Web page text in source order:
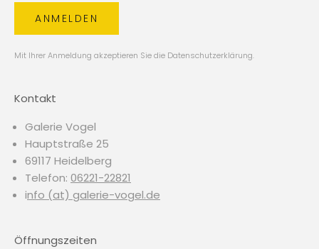
ANMELDEN
Mit Ihrer Anmeldung akzeptieren Sie die Datenschutzerklärung.
Kontakt
Galerie Vogel
Hauptstraße 25
69117 Heidelberg
Telefon: 06221-22821
info (at) galerie-vogel.de
Öffnungszeiten